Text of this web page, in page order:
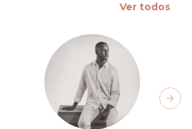
Ver todos